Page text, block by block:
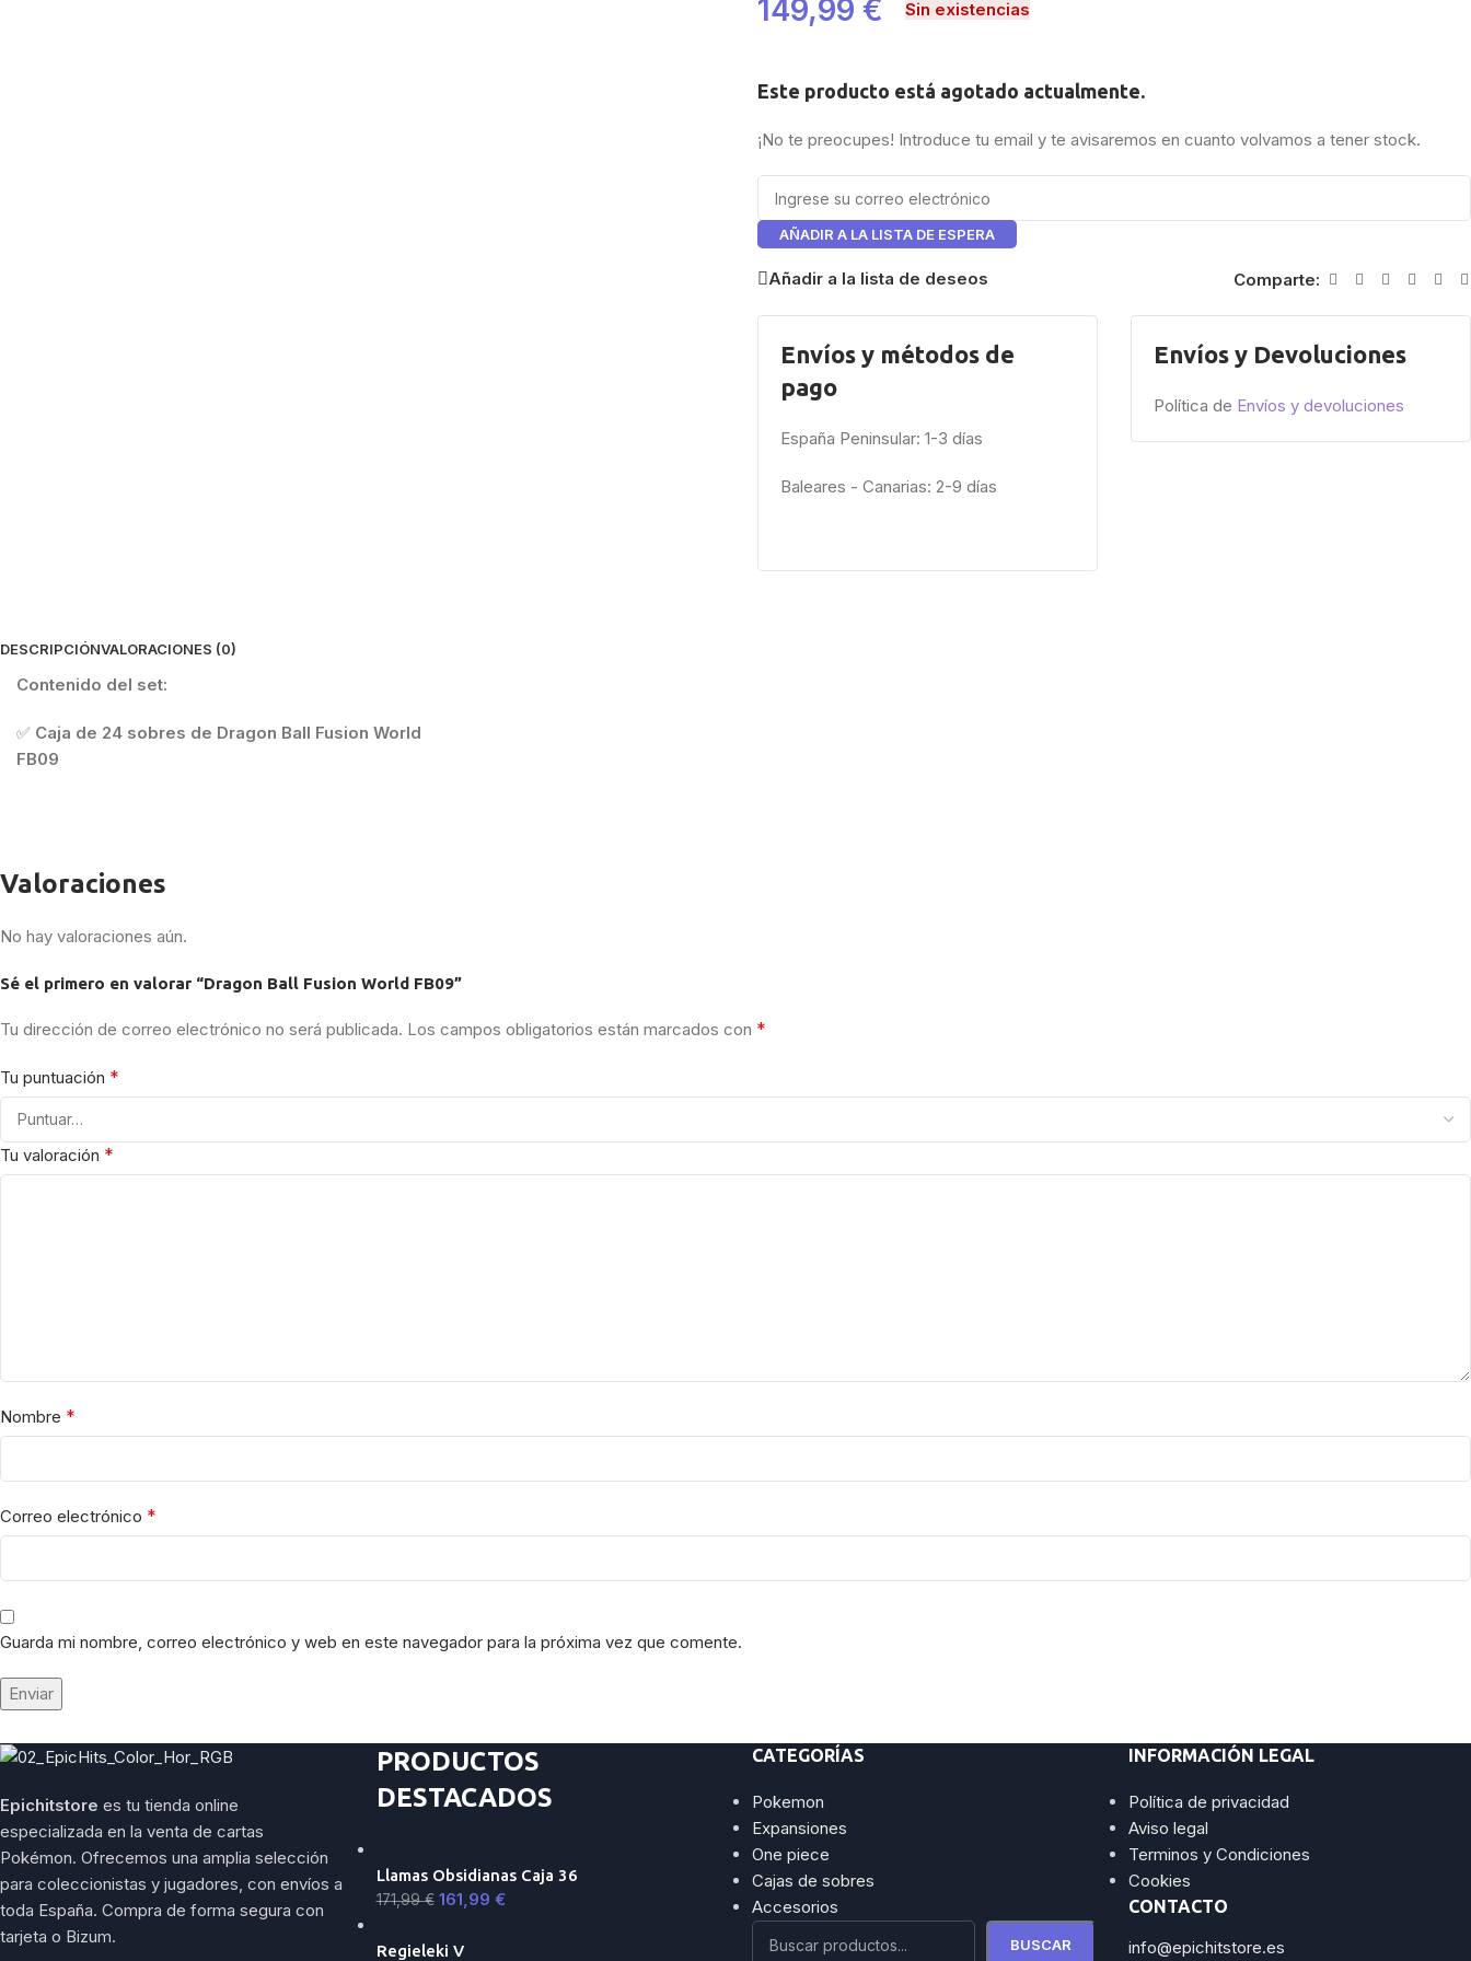
149,99 € Sin existencias
Este producto está agotado actualmente.
¡No te preocupes! Introduce tu email y te avisaremos en cuanto volvamos a tener stock.
AÑADIR A LA LISTA DE ESPERA
Añadir a la lista de deseos Comparte:
Envíos y métodos de
pago
España Peninsular: 1-3 días
Baleares - Canarias: 2-9 días
Envíos y Devoluciones
Política de Envíos y devoluciones
DESCRIPCIÓNVALORACIONES (0)
Contenido del set:
✅ Caja de 24 sobres de Dragon Ball Fusion World
FB09
Valoraciones
No hay valoraciones aún.
Sé el primero en valorar “Dragon Ball Fusion World FB09”
Tu dirección de correo electrónico no será publicada. Los campos obligatorios están marcados con *
Tu puntuación *
Tu valoración *
Nombre *
Correo electrónico *
Guarda mi nombre, correo electrónico y web en este navegador para la próxima vez que comente.
Epichitstore es tu tienda online
especializada en la venta de cartas
Pokémon. Ofrecemos una amplia selección
para coleccionistas y jugadores, con envíos a
toda España. Compra de forma segura con
tarjeta o Bizum.
PRODUCTOS
DESTACADOS
Llamas Obsidianas Caja 36
171,99€ 161,99 €
Regieleki V
CATEGORÍAS
Pokemon
Expansiones
One piece
Cajas de sobres
Accesorios
BUSCAR
INFORMACIÓN LEGAL
Política de privacidad
Aviso legal
Terminos y Condiciones
Cookies
CONTACTO
info@epichitstore.es